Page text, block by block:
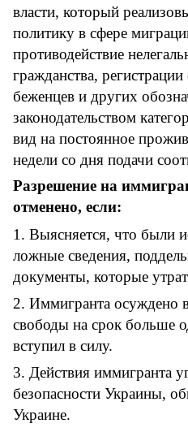
власти, который
политику в сфере
противодействие
гражданства,
беженцев и других
законодательством
вид на постоянное
недели со дня подачи
Разрешение на
отменено, если:
1. Выясняется, что были
ложные сведения,
документы, которые
2. Иммигранта осуждено
свободы на срок больше
вступил в силу.
3. Действия иммигранта
безопасности Украины,
Украине.